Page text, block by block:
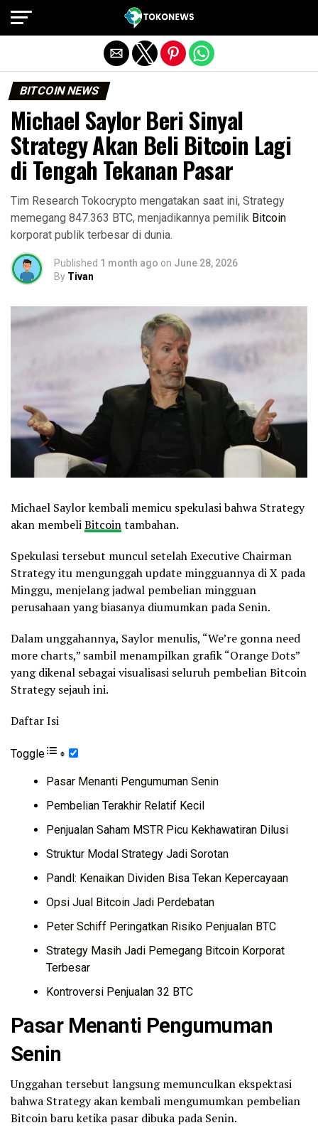
BITCOIN NEWS
Michael Saylor Beri Sinyal
Strategy Akan Beli Bitcoin Lagi
di Tengah Tekanan Pasar
Tim Research Tokocrypto mengatakan saat ini, Strategy
memegang 847.363 BTC, menjadikannya pemilik Bitcoin
korporat publik terbesar di dunia.
Published 1 month ago on June 28, 2026
By Tivan
Michael Saylor kembali memicu spekulasi bahwa Strategy
akan membeliBitcointambahan.
Spekulasi tersebut muncul setelah Executive Chairman
Strategy itu mengunggah update mingguannya di X pada
Minggu, menjelang jadwal pembelian mingguan
perusahaan yang biasanya diumumkan pada Senin.
Dalam unggahannya, Saylor menulis, “We’re gonna need
more charts,” sambil menampilkan grafik “Orange Dots”
yang dikenal sebagai visualisasi seluruh pembelian Bitcoin
Strategy sejauh ini.
Daftar Isi
Toggle
Pasar Menanti Pengumuman Senin
Pembelian Terakhir Relatif Kecil
Penjualan Saham MSTR Picu Kekhawatiran Dilusi
Struktur Modal Strategy Jadi Sorotan
Pandl: Kenaikan Dividen Bisa Tekan Kepercayaan
Opsi Jual Bitcoin Jadi Perdebatan
Peter Schiff Peringatkan Risiko Penjualan BTC
Strategy Masih Jadi Pemegang Bitcoin Korporat
Terbesar
Kontroversi Penjualan 32 BTC
Pasar Menanti Pengumuman
Senin
Unggahan tersebut langsung memunculkan ekspektasi
bahwa Strategy akan kembali mengumumkan pembelian
Bitcoin baru ketika pasar dibuka pada Senin.
Exit mobile version